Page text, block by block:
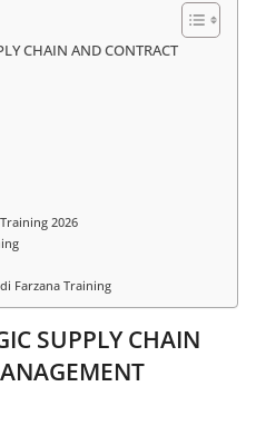
CHAIN AND CONTRACT
2026
Farzana Training
SUPPLY CHAIN